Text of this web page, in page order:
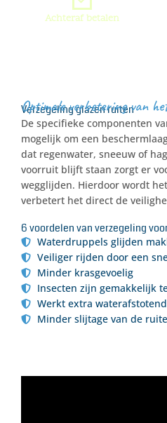
Achteraf betalen
Verzegeling glazen ruiten
Optimale verbetering van
De specifieke componenten
mogelijk om een
dat regenwater, sneeuw of
voorruit blijft staan zorgt er
wegglijden. Hierdoor wordt
verbetert het direct de
6 voordelen van verzegeling
Waterdruppels glijden
Veiliger rijden door een
Minder krasgevoelig
Insecten zijn gemakkelijk
Werkt extra
Minder slijtage van de